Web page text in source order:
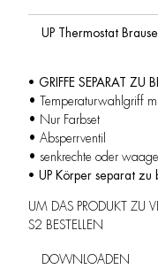
UP Thermostat
• GRIFFE SEPARAT ZU
• Temperaturwahlgriff
• Nur Farbset
• Absperrventil
• senkrechte oder
• UP Körper separat zu
UM DAS PRODUKT ZU
S2 BESTELLEN
DOWNLOADEN